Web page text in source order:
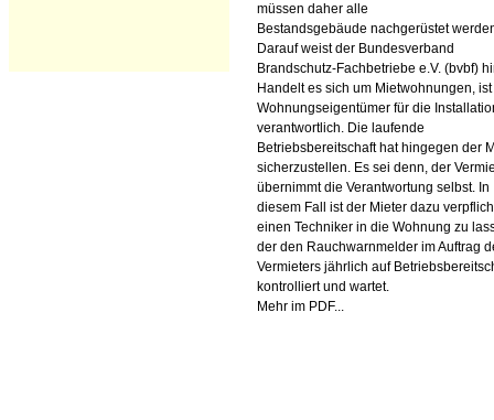
müssen daher alle
Bestandsgebäude nachgerüstet
Darauf weist der Bundesverband
Brandschutz-Fachbetriebe e.V. (bvbf)
Handelt es sich um Mietwohnungen,
Wohnungseigentümer für die
verantwortlich. Die laufende
Betriebsbereitschaft hat hingegen der
sicherzustellen. Es sei denn, der
übernimmt die Verantwortung selbst. In
diesem Fall ist der Mieter dazu
einen Techniker in die Wohnung zu
der den Rauchwarnmelder im Auftrag
Vermieters jährlich auf
kontrolliert und wartet.
Mehr im PDF...